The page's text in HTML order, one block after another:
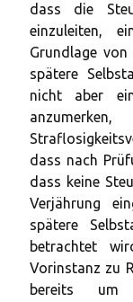
dass die
einzuleiten,
Grundlage
spätere
nicht aber
dass nach
dass keine
Verjährung
spätere
betrachtet
Vorinstanz zu
bereits um